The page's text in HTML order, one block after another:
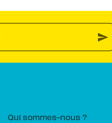
send
Qui sommes-nous ?